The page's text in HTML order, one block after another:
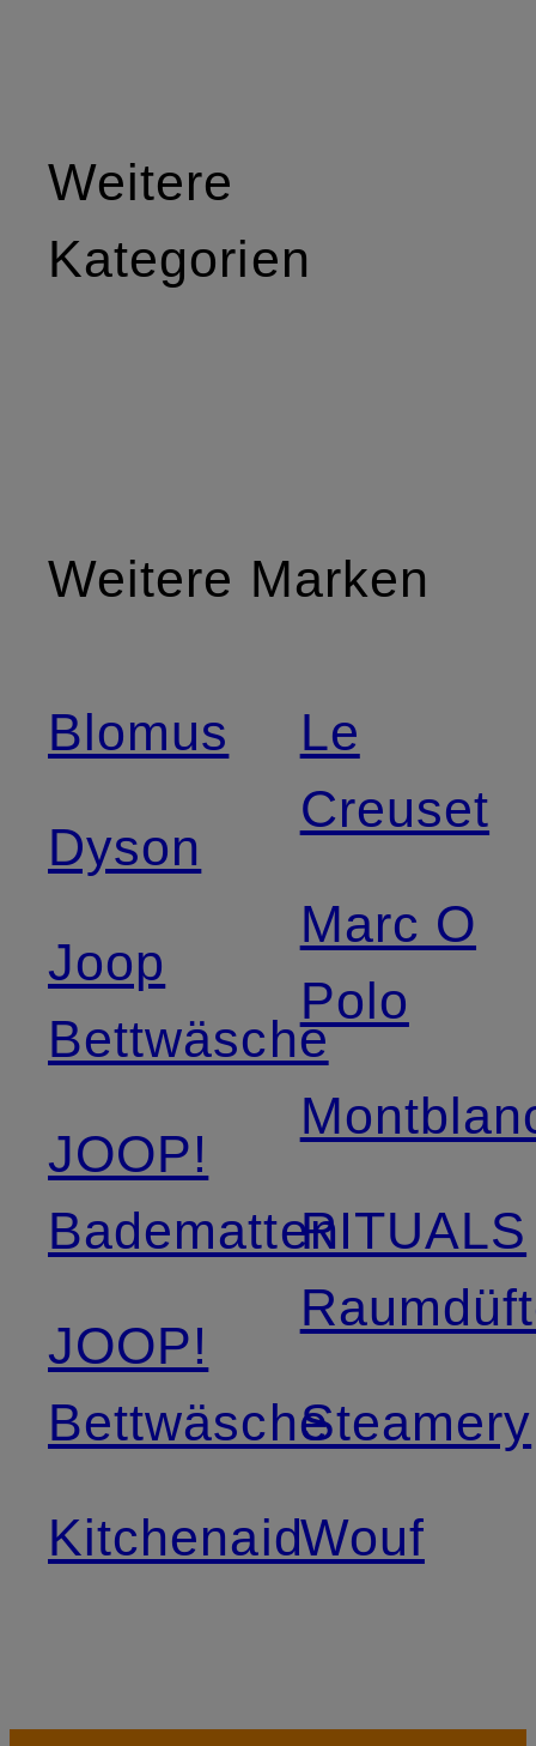
Weitere
Kategorien
Weitere Marken
Blomus
Dyson
Joop
Bettwäsche
JOOP!
Badematten
JOOP!
Bettwäsche
Kitchenaid
Le
Creuset
Marc O
Polo
RITUALS
Steamery
Wouf